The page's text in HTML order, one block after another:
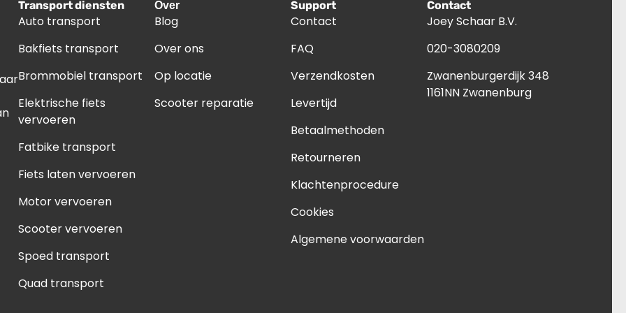
Transport diensten
Auto transport
Bakfiets transport
Brommobiel transport
Elektrische fiets
vervoeren
Fatbike transport
Fiets laten vervoeren
Motor vervoeren
Scooter vervoeren
Spoed transport
Quad transport
Over
Blog
Over ons
Op locatie
Scooter reparatie
Support
Contact
FAQ
Verzendkosten
Levertijd
Betaalmethoden
Retourneren
Klachtenprocedure
Cookies
Algemene voorwaarden
Contact
Joey Schaar B.V.
020-3080209
Zwanenburgerdijk 348
1161NN Zwanenburg